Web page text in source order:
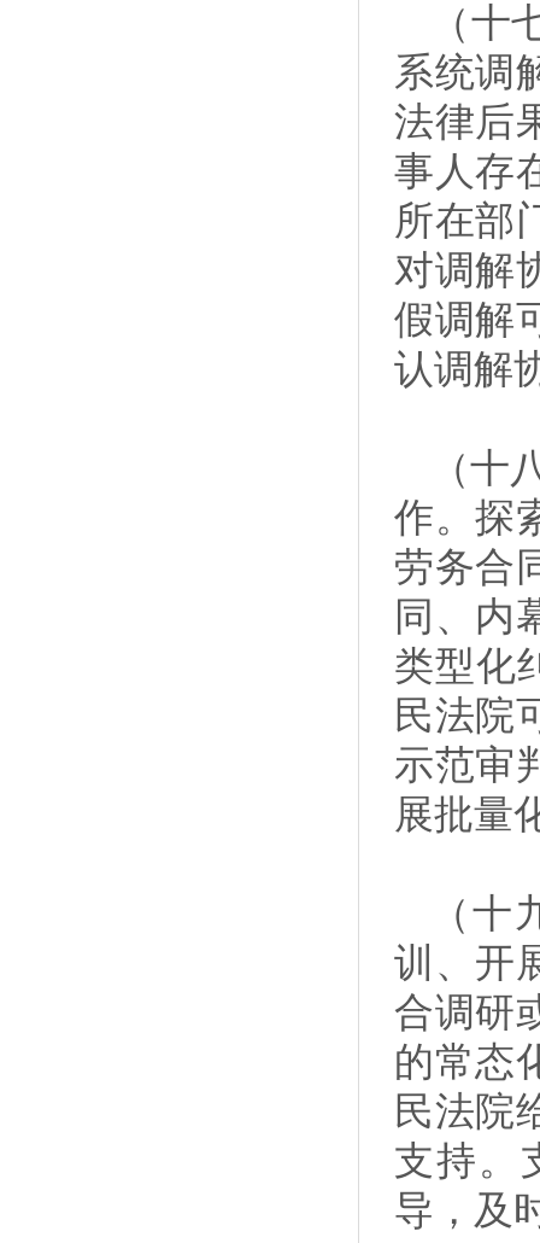
（
系统调
法律后
事人存
所在部
对调解
假调解
认调解
（十
作。探
劳务合
同、内
类型化
民法院
示范审
展批量
（
训、开
合调研
的常态
民法院
支持。
导，及